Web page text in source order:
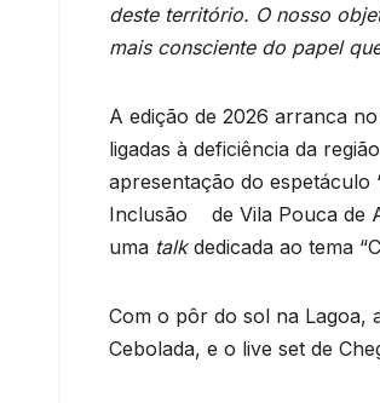
deste território. O nosso
mais consciente do papel
A edição de 2026 arranca
ligadas à deficiência da
apresentação do espetáculo
Inclusão de Vila Pouca de
uma talkdedicada ao tema
Com o pôr do sol na Lagoa,
Cebolada, e o live set de